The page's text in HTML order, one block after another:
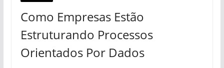
Como Empresas Estão
Estruturando Processos
Orientados Por Dados